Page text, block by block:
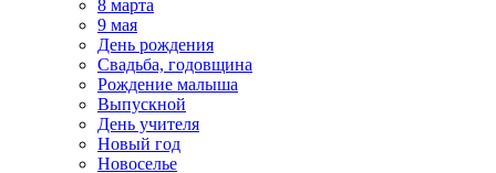
8 марта
9 мая
День рождения
Свадьба, годовщина
Рождение малыша
Выпускной
День учителя
Новый год
Новоселье